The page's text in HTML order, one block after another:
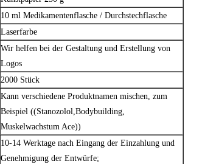
10 ml Medikamentenflasche / Durchstechflasche
Laserfarbe
Wir helfen bei der Gestaltung und Erstellung von
Logos
2000 Stück
Kann verschiedene Produktnamen mischen, zum
Beispiel ((Stanozolol,Bodybuilding,
Muskelwachstum Ace))
10-14 Werktage nach Eingang der Einzahlung und
Genehmigung der Entwürfe;